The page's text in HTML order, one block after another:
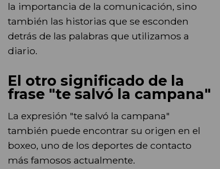
la importancia de la comunicación, sino
también las historias que se esconden
detrás de las palabras que utilizamos a
diario.
El otro significado de la
frase "te salvó la campana"
La expresión "te salvó la campana"
también puede encontrar su origen en el
boxeo, uno de los deportes de contacto
más famosos actualmente.